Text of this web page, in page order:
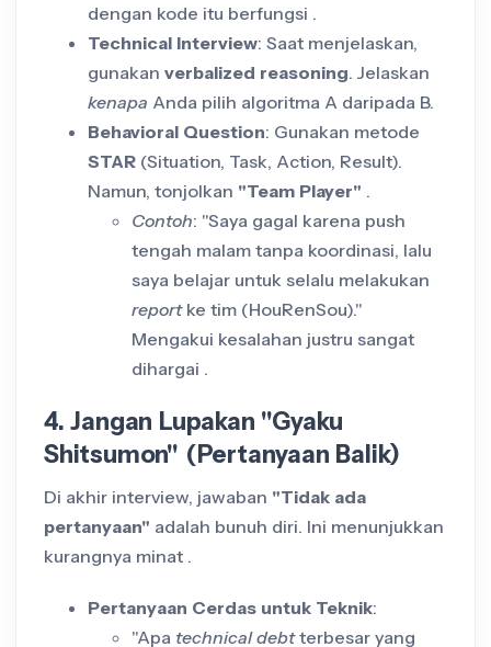
dengan kode itu berfungsi .
Technical Interview: Saat menjelaskan,
gunakan verbalized reasoning. Jelaskan
kenapa Anda pilih algoritma A daripada B.
Behavioral Question: Gunakan metode
STAR (Situation, Task, Action, Result).
Namun, tonjolkan "Team Player" .
Contoh: "Saya gagal karena push
tengah malam tanpa koordinasi, lalu
saya belajar untuk selalu melakukan
reportke tim (HouRenSou)."
Mengakui kesalahan justru sangat
dihargai .
4. Jangan Lupakan "Gyaku
Shitsumon" (Pertanyaan Balik)
Di akhir interview, jawaban "Tidak ada
pertanyaan" adalah bunuh diri. Ini menunjukkan
kurangnya minat .
Pertanyaan Cerdas untuk Teknik:
"Apa technical debtterbesar yang